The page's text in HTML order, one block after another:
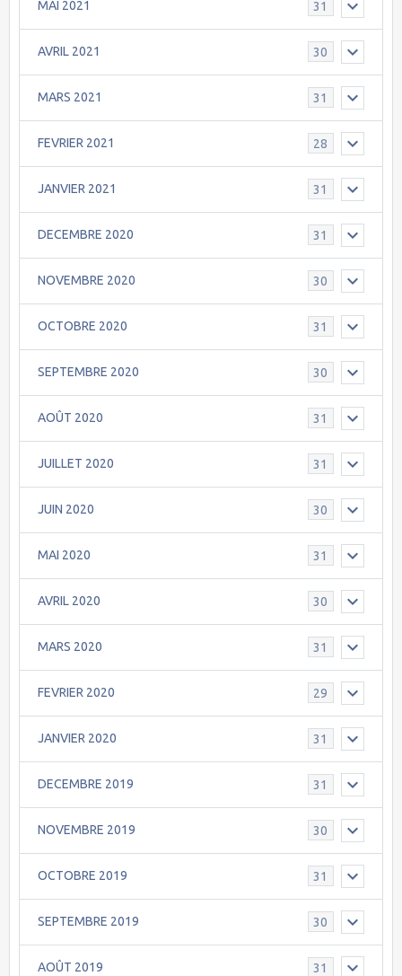
MAI 2021 31
AVRIL 2021 30
MARS 2021 31
FEVRIER 2021 28
JANVIER 2021 31
DECEMBRE 2020 31
NOVEMBRE 2020 30
OCTOBRE 2020 31
SEPTEMBRE 2020 30
AOÛT 2020 31
JUILLET 2020 31
JUIN 2020 30
MAI 2020 31
AVRIL 2020 30
MARS 2020 31
FEVRIER 2020 29
JANVIER 2020 31
DECEMBRE 2019 31
NOVEMBRE 2019 30
OCTOBRE 2019 31
SEPTEMBRE 2019 30
AOÛT 2019 31